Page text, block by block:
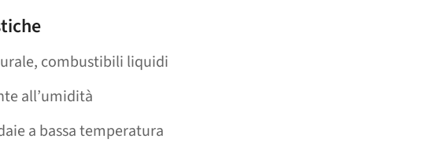
combustibili liquidi
all’umidità
a bassa temperatura